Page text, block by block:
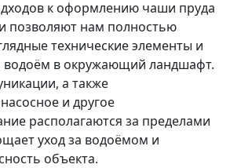
к оформлению чаши пруда
позволяют нам полностью
технические элементы и
водоём в окружающий ландшафт.
а также
и другое
располагаются за пределами
уход за водоёмом и
объекта.